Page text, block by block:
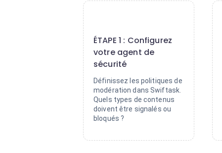
ÉTAPE 1 : Configurez
votre agent de
sécurité
Définissez les politiques de
modération dans Swiftask.
Quels types de contenus
doivent être signalés ou
bloqués ?